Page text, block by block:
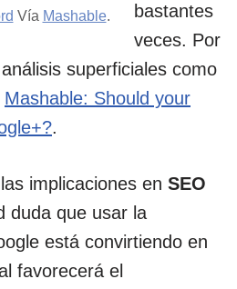
Vía Mashable.
bastantes
veces. Por
superficiales como
Mashable: Should your
.
implicaciones en SEO
duda que usar la
está convirtiendo en
favorecerá el